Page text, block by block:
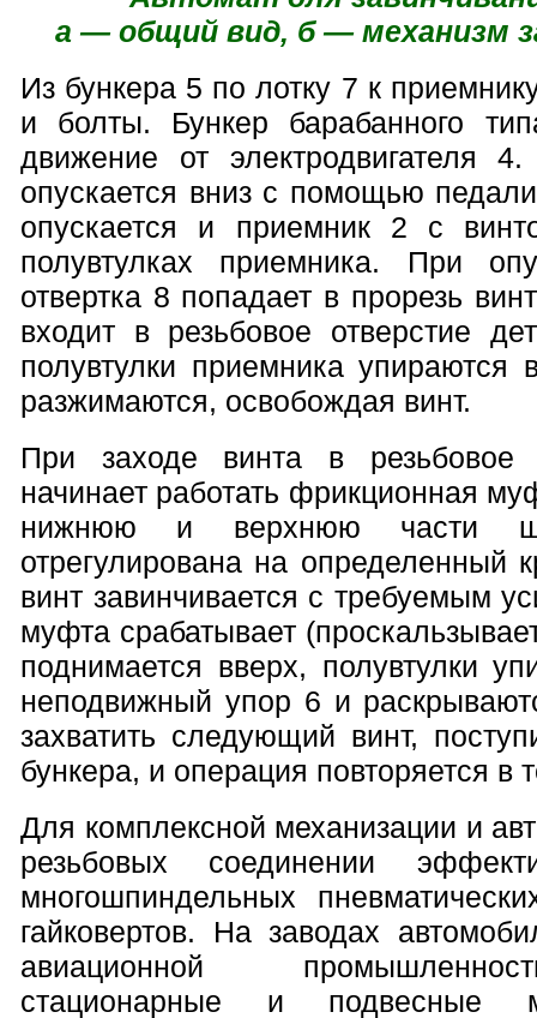
а — общий вид, б — механизм
Из бункера 5 по лотку 7 к
и болты. Бункер барабанного
движение от электродвигателя
опускается вниз с помощью
опускается и приемник 2 с
полувтулках приемника. При
отвертка 8 попадает в прорезь
входит в резьбовое отверстие
полувтулки приемника
разжимаются, освобождая винт.
При заходе винта в резьбовое
начинает работать фрикционная
нижнюю и верхнюю части
отрегулирована на определенный
винт завинчивается с требуемым
муфта срабатывает
поднимается вверх, полувтулки
неподвижный упор 6 и
захватить следующий винт,
бункера, и операция повторяется в
Для комплексной механизации и
резьбовых соединении
многошпиндельных
гайковертов. На заводах
авиационной
стационарные и подвесные